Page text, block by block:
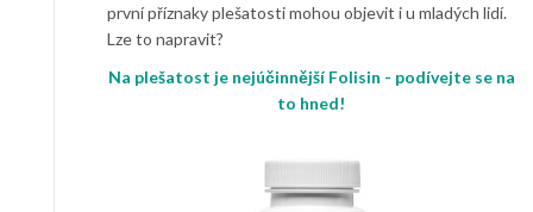
první příznaky plešatosti mohou objevit i u mladých lidí.
Lze to napravit?
Na plešatost je nejúčinnější Folisin - podívejte se na
to hned!